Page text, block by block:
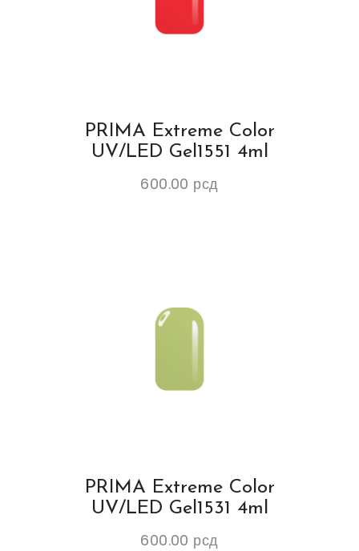
PRIMA Extreme Color
UV/LED Gel1551 4ml
600.00 рсд
PRIMA Extreme Color
UV/LED Gel1531 4ml
600.00 рсд